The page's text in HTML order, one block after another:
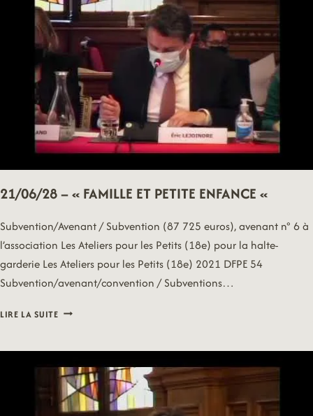
21/06/28 – « FAMILLE ET PETITE ENFANCE «
Subvention/Avenant / Subvention (87 725 euros), avenant n° 6 à
l’association Les Ateliers pour les Petits (18e) pour la halte-
garderie Les Ateliers pour les Petits (18e) 2021 DFPE 54
Subvention/avenant/convention / Subventions…
LIRE LA SUITE21/06/28
ET
PETITE
ENFANCE
«